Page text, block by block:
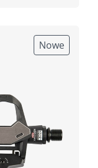
Nowe